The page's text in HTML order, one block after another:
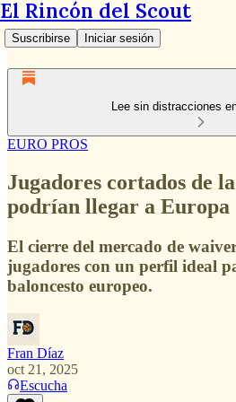
El Rincón del Scout
Suscribirse Iniciar sesión
Lee sin distracciones
EURO PROS
Jugadores cortados de
podrían llegar a Europa
El cierre del mercado de
jugadores con un perfil ideal
baloncesto europeo.
Fran Díaz
oct 21, 2025
Escucha